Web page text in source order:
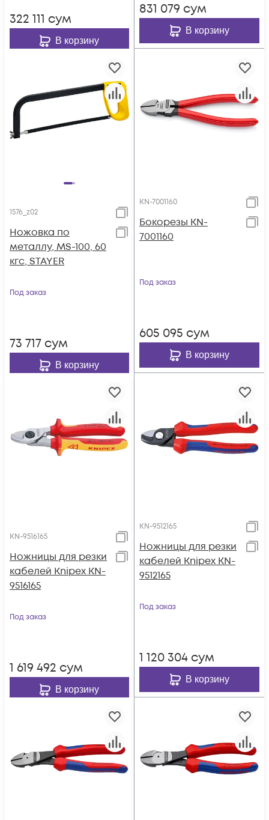
322 111 сум
В корзину
831 079 сум
В корзину
1576_z02
Ножовка по
металлу, MS-100, 60
кгс, STAYER
Под заказ
73 717 сум
В корзину
KN-7001160
Бокорезы KN-
7001160
Под заказ
605 095 сум
В корзину
KN-9516165
Ножницы для резки
кабелей Knipex KN-
9516165
Под заказ
1 619 492 сум
В корзину
KN-9512165
Ножницы для резки
кабелей Knipex KN-
9512165
Под заказ
1 120 304 сум
В корзину